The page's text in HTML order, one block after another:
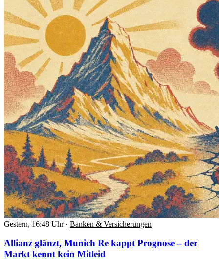
Gestern, 16:48 Uhr · Banken & Versicherungen
Allianz glänzt, Munich Re kappt Prognose – der
Markt kennt kein Mitleid